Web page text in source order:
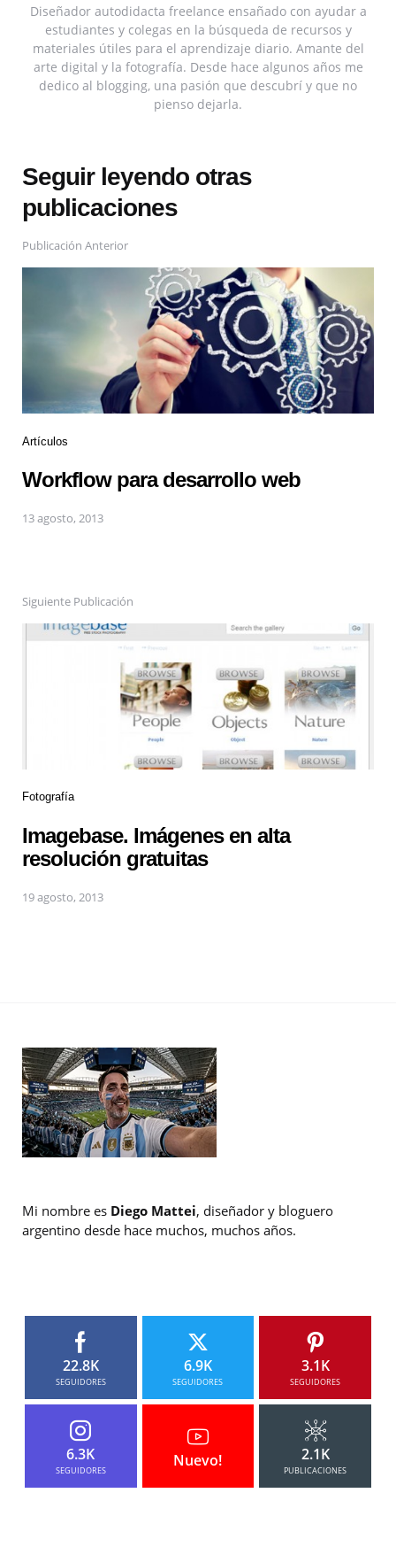
Diseñador autodidacta freelance ensañado con ayudar a
estudiantes y colegas en la búsqueda de recursos y
materiales útiles para el aprendizaje diario. Amante del
arte digital y la fotografía. Desde hace algunos años me
dedico al blogging, una pasión que descubrí y que no
pienso dejarla.
Seguir leyendo otras
publicaciones
Publicación Anterior
Artículos
Workflow para desarrollo web
13 agosto, 2013
Siguiente Publicación
Fotografía
Imagebase. Imágenes en alta
resolución gratuitas
19 agosto, 2013
Mi nombre es Diego Mattei, diseñador y bloguero
argentino desde hace muchos, muchos años.
22.8K
SEGUIDORES
6.9K
SEGUIDORES
3.1K
SEGUIDORES
6.3K
SEGUIDORES
Nuevo! 2.1K
PUBLICACIONES